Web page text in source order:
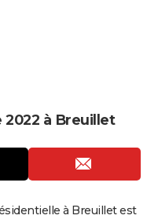
à Breuillet
à Breuillet est